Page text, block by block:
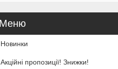
Новинки
Акційні пропозиції! Знижки!